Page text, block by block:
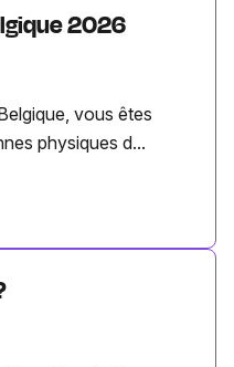
2026
vous êtes
physiques d...